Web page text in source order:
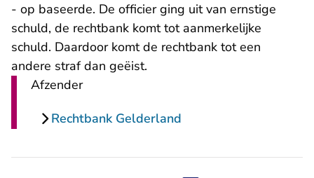
- op baseerde. De officier ging uit van ernstige
schuld, de rechtbank komt tot aanmerkelijke
schuld. Daardoor komt de rechtbank tot een
andere straf dan geëist.
Afzender
Rechtbank Gelderland